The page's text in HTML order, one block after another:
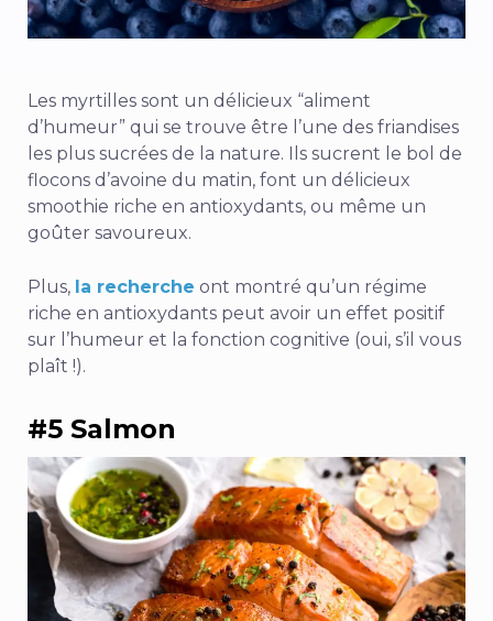
Les myrtilles sont un délicieux “aliment
d’humeur” qui se trouve être l’une des friandises
les plus sucrées de la nature. Ils sucrent le bol de
flocons d’avoine du matin, font un délicieux
smoothie riche en antioxydants, ou même un
goûter savoureux.
Plus, la recherche ont montré qu’un régime
riche en antioxydants peut avoir un effet positif
sur l’humeur et la fonction cognitive (oui, s’il vous
plaît !).
#5 Salmon